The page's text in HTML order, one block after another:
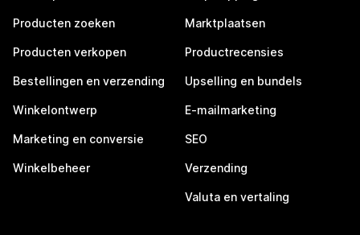
Producten zoeken
Producten verkopen
Bestellingen en verzending
Winkelontwerp
Marketing en conversie
Winkelbeheer
Marktplaatsen
Productrecensies
Upselling en bundels
E-mailmarketing
SEO
Verzending
Valuta en vertaling